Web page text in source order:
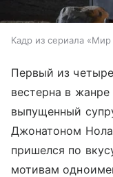
Кадр из сериала
Первый из
вестерна в
выпущенный
Джонатоном
пришелся по
мотивам